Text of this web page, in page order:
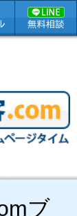
ブ